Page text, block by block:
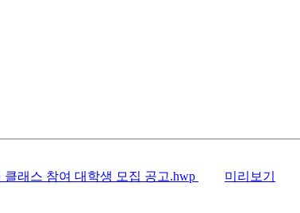
클래스 참여 대학생 모집 공고.hwp 미리보기